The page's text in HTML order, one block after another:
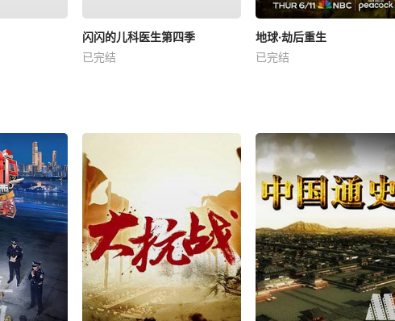
闪闪的儿科医生第四季
已完结
地球·劫后重生
已完结